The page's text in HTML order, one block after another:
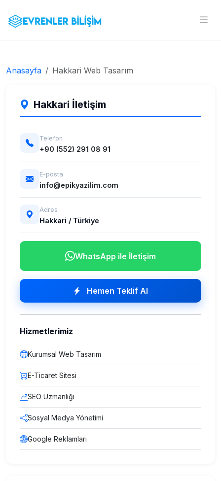
Anasayfa Hakkari Web Tasarım
Hakkari İletişim
Telefon
+90 (552) 291 08 91
E-posta
info@epikyazilim.com
Adres
Hakkari / Türkiye
WhatsApp ile İletişim
Hemen Teklif Al
Hizmetlerimiz
Kurumsal Web Tasarım
E-Ticaret Sitesi
SEO Uzmanlığı
Sosyal Medya Yönetimi
Google Reklamları